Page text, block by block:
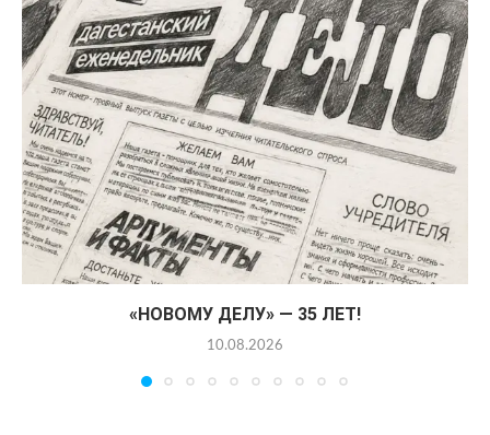
«НОВОМУ ДЕЛУ» — 35 ЛЕТ!
10.08.2026